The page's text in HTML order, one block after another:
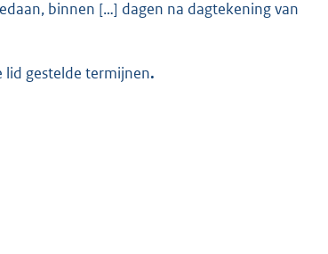
binnen […] dagen na dagtekening van
lid gestelde termijnen.